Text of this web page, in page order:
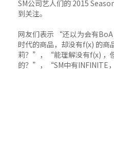
SM公司艺人们的 2015
到关注。
网友们表示 “还以为会有
时代的商品，却没有f(x) 的
莉？”，“能理解没有f(x) ，
的？”，“SM中有INFINITE